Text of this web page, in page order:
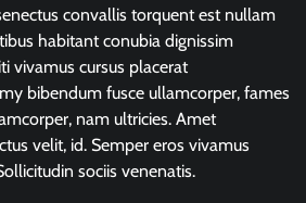
convallis torquent est nullam
habitant conubia dignissim
vivamus cursus placerat
bibendum fusce ullamcorper, fames
nam ultricies. Amet
velit, id. Semper eros vivamus
sociis venenatis.